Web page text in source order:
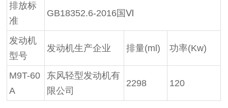
排放标
准
GB18352.6-2016国Ⅵ
发动机
型号
发动机生产企业 排量(ml) 功率(Kw)
M9T-60
A
东风轻型发动机有
限公司
2298 120